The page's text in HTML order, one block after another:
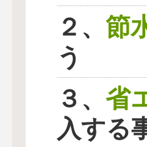
２、 節
う
３、 省
入する